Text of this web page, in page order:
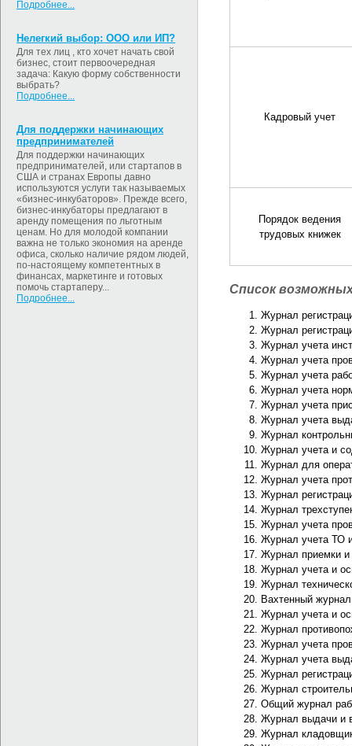
Подробнее...
Нелегкий выбор: ООО или ИП?
Для тех лиц , кто хочет начать свой
бизнес, стоит первоочередная
задача: Какую форму собственности
выбрать?
Подробнее...
Для поддержки начинающих
предпринимателей
Для поддержки начинающих
предпринимателей, или стартапов в
США и странах Европы давно
используются услуги так называемых
«бизнес-инкубаторов». Прежде всего,
бизнес-инкубаторы предлагают в
аренду помещения по льготным
ценам. Но для молодой компании
важна не только экономия на аренде
офиса, сколько наличие рядом людей,
по-настоящему компетентных в
финансах, маркетинге и готовых
помочь стартаперу...
Подробнее...
Кадровый учет
Порядок ведения
трудовых книжек
Список
Журнал
Журнал
Журнал учета
Журнал учета
Журнал учета
Журнал учета
Журнал учета
Журнал учета
Журнал
Журнал учета и
Журнал для
Журнал учета
Журнал
Журнал
Журнал учета
Журнал учета ТО
Журнал приемки и
Журнал учета и
Журнал
Вахтенный
Журнал учета и
Журнал
Журнал учета
Журнал учета
Журнал
Журнал
Общий журнал
Журнал выдачи и
Журнал